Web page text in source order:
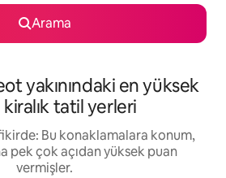
Arama
yakınındaki en yüksek
kiralık tatil yerleri
Bu konaklamalara konum,
pek çok açıdan yüksek puan
vermişler.